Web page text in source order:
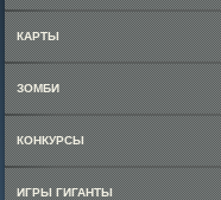
КАРТЫ
ЗОМБИ
КОНКУРСЫ
ИГРЫ ГИГАНТЫ